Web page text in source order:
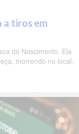
a tiros em
do Nascimento. Ela
morrendo no local.